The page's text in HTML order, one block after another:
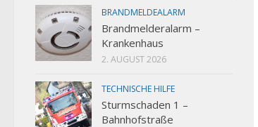
BRANDMELDEALARM
Brandmelderalarm –
Krankenhaus
2. AUGUST 2026
TECHNISCHE HILFE
Sturmschaden 1 –
Bahnhofstraße